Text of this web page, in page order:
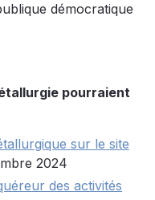
démocratique
pourraient
sur le site
2024
des activités